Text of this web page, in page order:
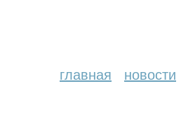
главная новости